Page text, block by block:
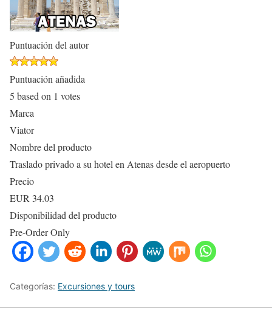
Puntuación del autor
Puntuación añadida
5 based on 1 votes
Marca
Viator
Nombre del producto
Traslado privado a su hotel en Atenas desde el aeropuerto
Precio
EUR 34.03
Disponibilidad del producto
Pre-Order Only
Categorías: Excursiones y tours